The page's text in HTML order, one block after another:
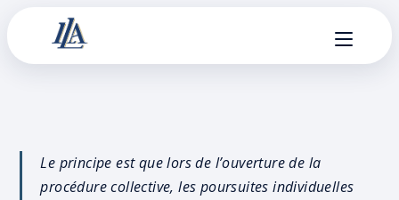
Le principe est que lors de l’ouverture de la
procédure collective, les poursuites individuelles